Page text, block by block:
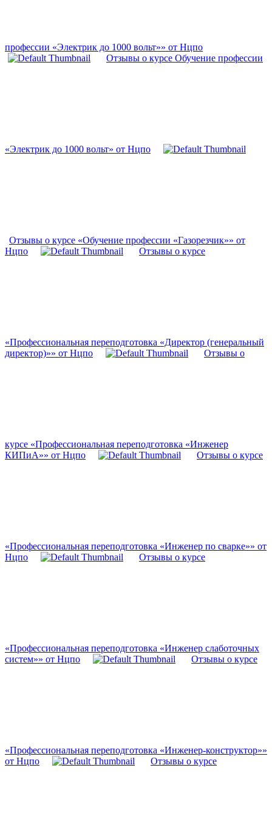
профессии «Электрик до 1000 вольт»» от Нцпо
Отзывы о курсе Обучение профессии
«Электрик до 1000 вольт» от Нцпо
Отзывы о курсе «Обучение профессии «Газорезчик»» от
Нцпо
Отзывы о курсе
«Профессиональная переподготовка «Директор (генеральный
директор)»» от Нцпо
Отзывы о
курсе «Профессиональная переподготовка «Инженер
КИПиА»» от Нцпо
Отзывы о курсе
«Профессиональная переподготовка «Инженер по сварке»» от
Нцпо
Отзывы о курсе
«Профессиональная переподготовка «Инженер слаботочных
систем»» от Нцпо
Отзывы о курсе
«Профессиональная переподготовка «Инженер-конструктор»»
от Нцпо
Отзывы о курсе